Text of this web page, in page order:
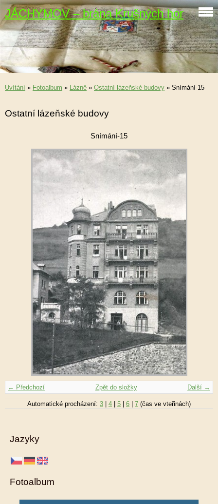
JÁCHYMOV – brána Krušných hor
Uvítání » Fotoalbum » Lázně » Ostatní lázeňské budovy » Snímání-15
Ostatní lázeňské budovy
Snímání-15
← Předchozí Další →
Zpět do složky
Automatické procházení: 3 4 5 6 7 (čas ve vteřinách)
Jazyky
Fotoalbum